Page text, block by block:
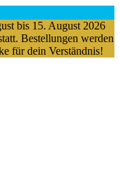
bis 15. August 2026
Bestellungen werden
für dein Verständnis!